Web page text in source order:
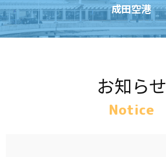
成田空港
お知らせ
Notice